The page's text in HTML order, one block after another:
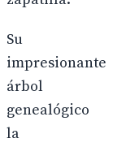
Su
impresionante
árbol
genealógico
la